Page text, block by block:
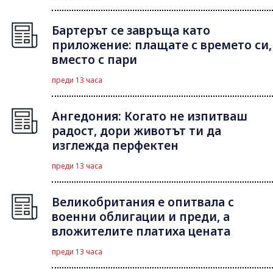
Бартерът се завръща като
приложение: плащате с времето си,
вместо с пари
преди 13 часа
Ангедония: Когато не изпитваш
радост, дори животът ти да
изглежда перфектен
преди 13 часа
Великобритания е опитвала с
военни облигации и преди, а
вложителите платиха цената
преди 13 часа